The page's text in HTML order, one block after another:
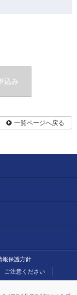
込み
一覧ページへ戻る
報保護方針
ご注意ください